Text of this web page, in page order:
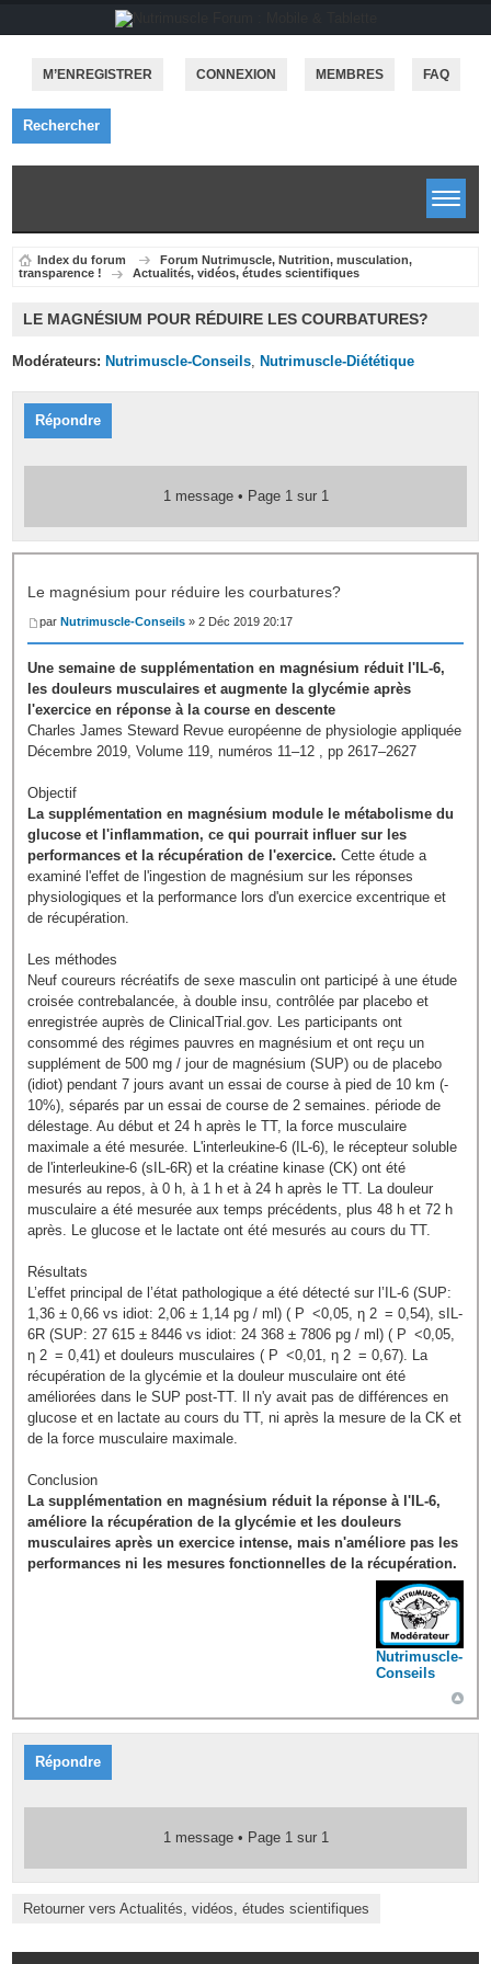
M’ENREGISTRER CONNEXION MEMBRES FAQ
Rechercher
Index du forum
Forum Nutrimuscle, Nutrition, musculation,
transparence !
Actualités, vidéos, études scientifiques
LE MAGNÉSIUM POUR RÉDUIRE LES COURBATURES?
Modérateurs: Nutrimuscle-Conseils ,Nutrimuscle-Diététique
Répondre
1 message • Page 1sur 1
Le magnésium pour réduire les courbatures?
parNutrimuscle-Conseils » 2 Déc 2019 20:17
Une semaine de supplémentation en magnésium réduit l'IL-6,
les douleurs musculaires et augmente la glycémie après
l'exercice en réponse à la course en descente
Charles James Steward Revue européenne de physiologie appliquée
Décembre 2019, Volume 119, numéros 11–12 , pp 2617–2627
Objectif
La supplémentation en magnésium module le métabolisme du
glucose et l'inflammation, ce qui pourrait influer sur les
performances et la récupération de l'exercice. Cette étude a
examiné l'effet de l'ingestion de magnésium sur les réponses
physiologiques et la performance lors d'un exercice excentrique et
de récupération.
Les méthodes
Neuf coureurs récréatifs de sexe masculin ont participé à une étude
croisée contrebalancée, à double insu, contrôlée par placebo et
enregistrée auprès de ClinicalTrial.gov. Les participants ont
consommé des régimes pauvres en magnésium et ont reçu un
supplément de 500 mg / jour de magnésium (SUP) ou de placebo
(idiot) pendant 7 jours avant un essai de course à pied de 10 km (-
10%), séparés par un essai de course de 2 semaines. période de
délestage. Au début et 24 h après le TT, la force musculaire
maximale a été mesurée. L'interleukine-6 ​​(IL-6), le récepteur soluble
de l'interleukine-6 ​​(sIL-6R) et la créatine kinase (CK) ont été
mesurés au repos, à 0 h, à 1 h et à 24 h après le TT. La douleur
musculaire a été mesurée aux temps précédents, plus 48 h et 72 h
après. Le glucose et le lactate ont été mesurés au cours du TT.
Résultats
L’effet principal de l’état pathologique a été détecté sur l’IL-6 (SUP:
1,36 ± 0,66 vs idiot: 2,06 ± 1,14 pg / ml) ( P <0,05, η 2 = 0,54), sIL-
6R (SUP: 27 615 ± 8446 vs idiot: 24 368 ± 7806 pg / ml) ( P <0,05,
η 2 = 0,41) et douleurs musculaires ( P <0,01, η 2 = 0,67). La
récupération de la glycémie et la douleur musculaire ont été
améliorées dans le SUP post-TT. Il n'y avait pas de différences en
glucose et en lactate au cours du TT, ni après la mesure de la CK et
de la force musculaire maximale.
Conclusion
La supplémentation en magnésium réduit la réponse à l'IL-6,
améliore la récupération de la glycémie et les douleurs
musculaires après un exercice intense, mais n'améliore pas les
performances ni les mesures fonctionnelles de la récupération.
Nutrimuscle-
Conseils
Répondre
1 message • Page 1sur 1
Retourner vers Actualités, vidéos, études scientifiques